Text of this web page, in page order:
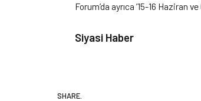
Forum’da ayrıca ’15-16 Haziran
Siyasi Haber
SHARE.